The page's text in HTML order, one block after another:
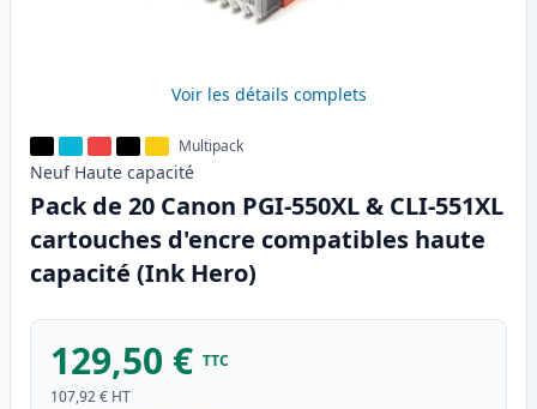
Voir les détails complets
Multipack
Neuf Haute capacité
Pack de 20 Canon PGI-550XL & CLI-551XL
cartouches d'encre compatibles haute
capacité (Ink Hero)
129,50 € TTC
107,92 € HT